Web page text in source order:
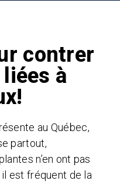
contrer
à
au Québec,
partout,
n’en ont pas
est fréquent de la